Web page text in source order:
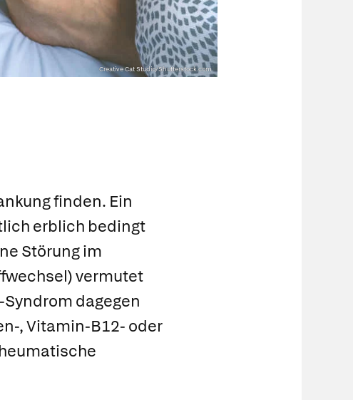
Creative Cat Studio/Shutterstock.com
finden. Ein
erblich bedingt
Störung im
vermutet
dagegen
, Vitamin-B12- oder